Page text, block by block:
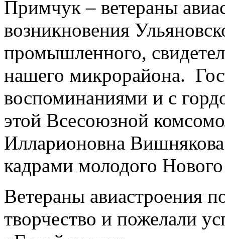
Примчук – ветераны
возникновения
промышленного,
нашего микрорайона.
воспоминаниями и с
этой Всесоюзной
Илларионовна
кадрами молодого
Ветераны авиастроения
творчество и пожелали